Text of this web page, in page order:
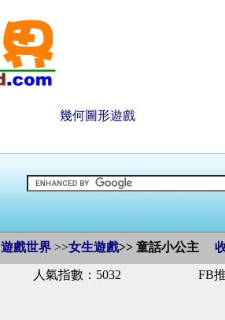
幾何圖形遊戲
遊戲世界 >>女生遊戲>>童話小公主
人氣指數：5032 FB